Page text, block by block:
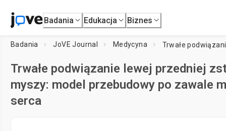
Badania Edukacja Biznes
Badania JoVE Journal Medycyna
Trwałe podwiązanie lewej przedniej
myszy: model przebudowy po zawale
serca